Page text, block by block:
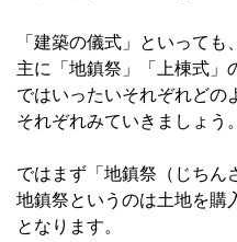
「建築の儀式」といっても
主に「地鎮祭」「上棟式」
ではいったいそれぞれどの
それぞれみていきましょう。
ではまず「地鎮祭（じちん
地鎮祭というのは土地を購
となります。